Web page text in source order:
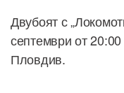
Двубоят с
септември от
Пловдив.